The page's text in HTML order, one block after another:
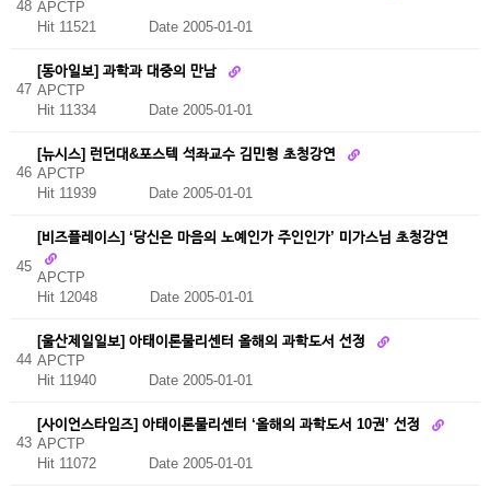
48 APCTP
Hit 11521
Date 2005-01-01
47
[동아일보] 과학과 대중의 만남
APCTP
Hit 11334
Date 2005-01-01
46
[뉴시스] 런던대&포스텍 석좌교수 김민형 초청강연
APCTP
Hit 11939
Date 2005-01-01
45
[비즈플레이스] ‘당신은 마음의 노예인가 주인인가’ 미가스님 초청강연
APCTP
Hit 12048 Date 2005-01-01
44
[울산제일일보] 아태이론물리센터 올해의 과학도서 선정
APCTP
Hit 11940
Date 2005-01-01
43
[사이언스타임즈] 아태이론물리센터 ‘올해의 과학도서 10권’ 선정
APCTP
Hit 11072
Date 2005-01-01